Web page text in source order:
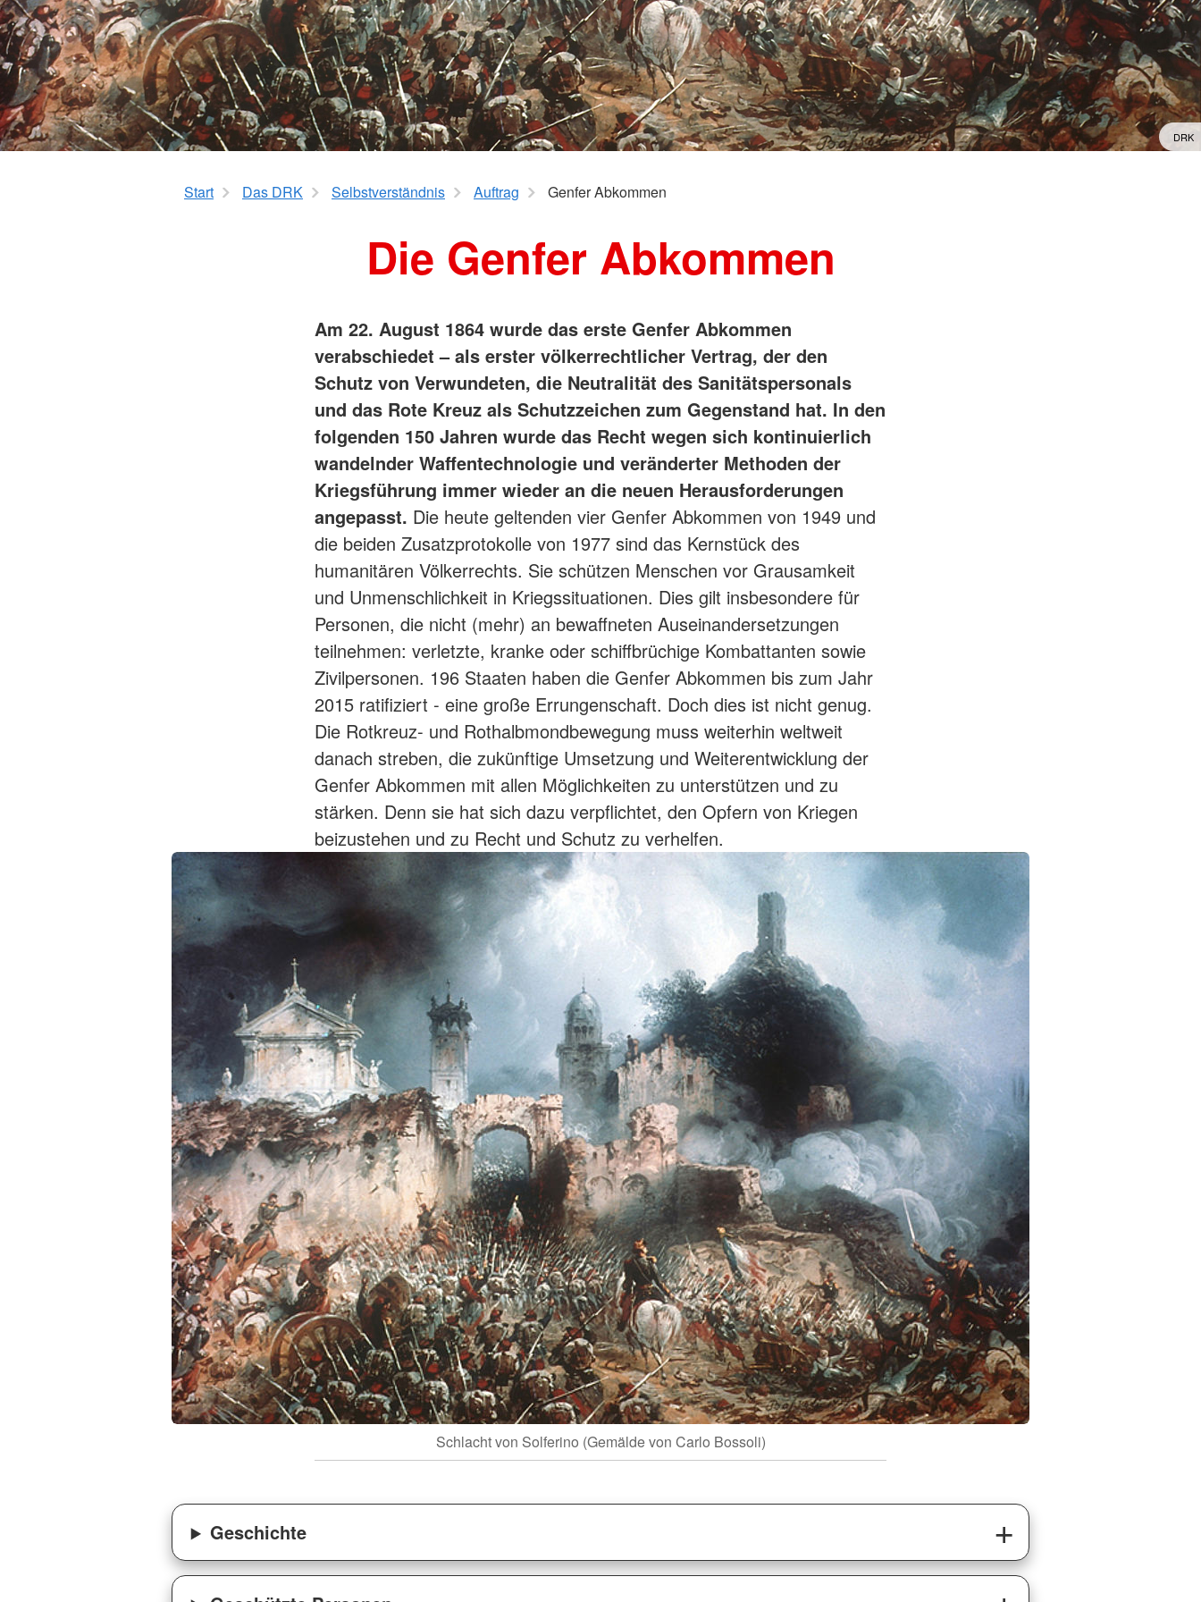
gGmbH des Kreisverbandes
Arnsberg in Warstein
Rettungs-Dienst
Spenden
DRK
Start Das DRK Selbstverständnis Auftrag Genfer Abkommen
Die Genfer Abkommen
Am 22. August 1864 wurde das erste Genfer Abkommen
verabschiedet – als erster völkerrechtlicher Vertrag, der den
Schutz von Verwundeten, die Neutralität des Sanitätspersonals
und das Rote Kreuz als Schutzzeichen zum Gegenstand hat. In den
folgenden 150 Jahren wurde das Recht wegen sich kontinuierlich
wandelnder Waffentechnologie und veränderter Methoden der
Kriegsführung immer wieder an die neuen Herausforderungen
angepasst. Die heute geltenden vier Genfer Abkommen von 1949 und
die beiden Zusatzprotokolle von 1977 sind das Kernstück des
humanitären Völkerrechts. Sie schützen Menschen vor Grausamkeit
und Unmenschlichkeit in Kriegssituationen. Dies gilt insbesondere für
Personen, die nicht (mehr) an bewaffneten Auseinandersetzungen
teilnehmen: verletzte, kranke oder schiffbrüchige Kombattanten sowie
Zivilpersonen. 196 Staaten haben die Genfer Abkommen bis zum Jahr
2015 ratifiziert - eine große Errungenschaft. Doch dies ist nicht genug.
Die Rotkreuz- und Rothalbmondbewegung muss weiterhin weltweit
danach streben, die zukünftige Umsetzung und Weiterentwicklung der
Genfer Abkommen mit allen Möglichkeiten zu unterstützen und zu
stärken. Denn sie hat sich dazu verpflichtet, den Opfern von Kriegen
beizustehen und zu Recht und Schutz zu verhelfen.
Schlacht von Solferino (Gemälde von Carlo Bossoli)
Geschichte